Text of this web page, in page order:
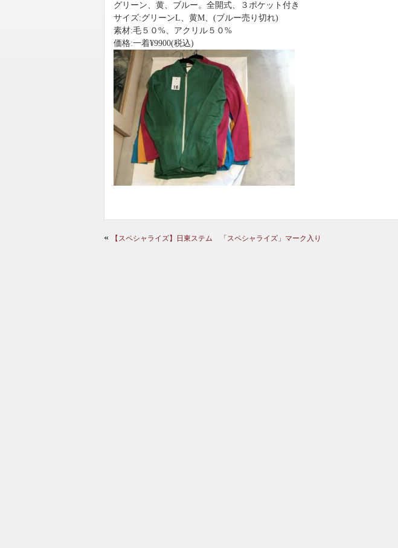
グリーン、黄、ブルー。全開式、３ポケット付き
サイズ:グリーンL、黄M、(ブルー売り切れ)
素材:毛５０%、アクリル５０%
価格:一着¥9900(税込)
« 【スペシャライズ】日東ステム 「スペシャライズ」マーク入り